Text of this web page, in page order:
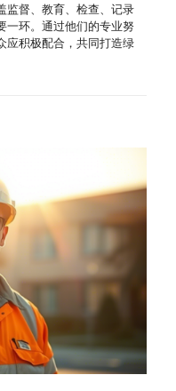
监督、教育、检查、记录
一环。通过他们的专业努
应积极配合，共同打造绿